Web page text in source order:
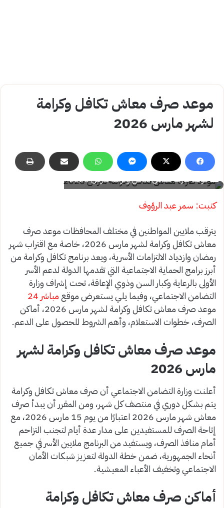
موعد صرف معاش تكافل وكرامة
لشهر مارس 2026
موعد صرف معاش تكافل وكرامة مارس 2026
كتبت: سمر عبد الرؤوف
يترقب ملايين المواطنين في مختلف المحافظات موعد صرف
معاش تكافل وكرامة لشهر مارس 2026، خاصة مع اقتراب شهر
رمضان وازدياد الالتزامات الأسرية، ويعد برنامج تكافل وكرامة من
أبرز برامج الحماية الاجتماعية التي تقدمها الدولة لدعم الأسر
الأولى بالرعاية وكبار السن وذوي الإعاقة، تحت إشراف وزارة
التضامن الاجتماعي، وفيما يلي يستعرض موقع مباشر 24
موعد صرف معاش تكافل وكرامة لشهر مارس 2026، أماكن
الصرف، خطوات الاستعلام، وأهم الشروط للحصول على الدعم.
موعد صرف معاش تكافل وكرامة لشهر
مارس 2026
أعلنت وزارة التضامن الاجتماعي أن صرف معاش تكافل وكرامة
يتم بشكل دوري في منتصف كل شهر، ومن المقرر أن يبدأ صرف
معاش شهر مارس 2026 اعتبارًا من يوم 15 مارس 2026، مع
إتاحة الصرف للمستفيدين على مدار عدة أيام لتجنب التزاحم
أمام منافذ الصرف، ويستفيد من البرنامج ملايين الأسر في جميع
أنحاء الجمهورية، ضمن خطة الدولة لتعزيز شبكات الأمان
الاجتماعي وتخفيف الأعباء المعيشية.
أماكن صرف معاش تكافل وكرامة